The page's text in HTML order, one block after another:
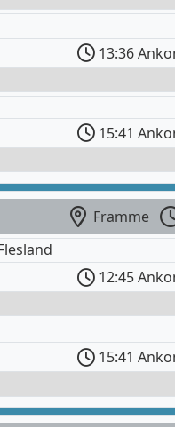
13:36
15:41
Framme
12:45
15:41